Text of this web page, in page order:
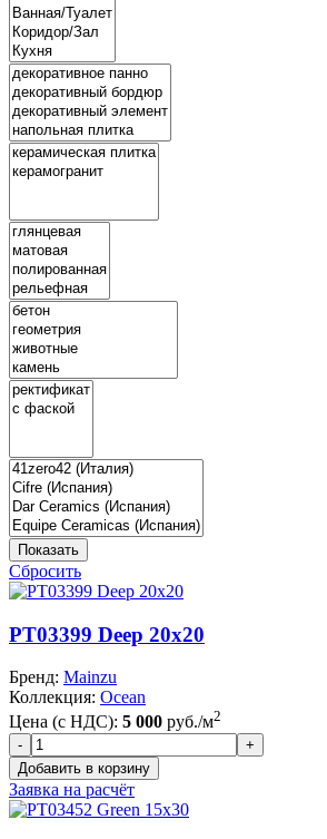
Показать
Сбросить
PT03399 Deep 20x20
Бренд: Mainzu
Коллекция: Ocean
Цена (с НДС): 5 000 руб./м2
Заявка на расчёт